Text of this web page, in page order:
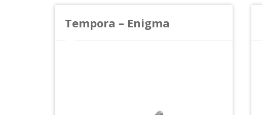
Tempora – Enigma